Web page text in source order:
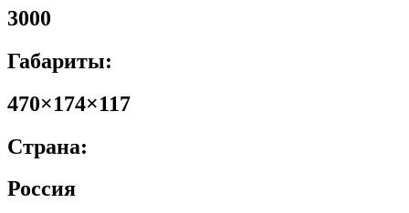
3000
Габариты:
470×174×117
Страна:
Россия